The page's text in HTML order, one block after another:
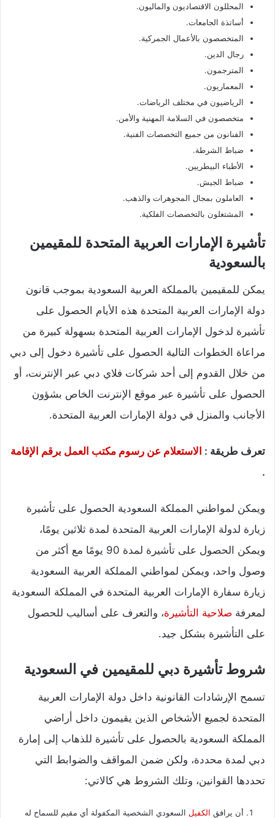
المحللون الاقتصاديون والماليون.
أساتذة الجامعات.
المتخصصون بالأعمال الجمركية.
رجال الدين.
المترجمون.
المعماريون.
الرياضيون في مختلف الرياضات.
متخصصون في السلامة المهنية والأمن.
الفنانون من جميع التخصصات الفنية.
ضباط الشرطة.
الأطباء البيطريين.
ضباط الجيش.
العاملون بمجال المجوهرات والذهب.
المشتغلون بالتخصصات الفلكية.
تأشيرة الإمارات العربية المتحدة للمقيمين
بالسعودية
يمكن للمقيمين بالمملكة العربية السعودية بموجب قانون
دولة الإمارات العربية المتحدة هذه الأيام الحصول على
تأشيرة لدخول الإمارات العربية المتحدة بسهولة كبيرة من
مراعاة الخطوات التالية الحصول على تأشيرة دخول إلى دبي
من خلال القدوم إلى أحد شركات فلاي دبي عبر الإنترنت، أو
الحصول على تأشيرة عبر موقع الإنترنت الخاص بشؤون
الأجانب والمنزل في دولة الإمارات العربية المتحدة.
تعرف طريقة : الاستعلام عن رسوم مكتب العمل برقم الإقامة
.
ويمكن لمواطني المملكة السعودية الحصول على تأشيرة
زيارة لدولة الإمارات العربية المتحدة لمدة ثلاثين يومًا،
ويمكن الحصول على تأشيرة لمدة 90 يومًا مع أكثر من
وصول واحد، ويمكن لمواطني المملكة العربية السعودية
زيارة سفارة الإمارات العربية المتحدة في المملكة السعودية
لمعرفة صلاحية التأشيرة، والتعرف على أساليب للحصول
على التأشيرة بشكل جيد.
شروط تأشيرة دبي للمقيمين في السعودية
تسمح الإرشادات القانونية داخل دولة الإمارات العربية
المتحدة لجميع الأشخاص الذين يقيمون داخل أراضي
المملكة السعودية بالحصول على تأشيرة للذهاب إلى إمارة
دبي لمدة محددة، ولكن ضمن المواقف والضوابط التي
تحددها القوانين، وتلك الشروط هي كالاتي:
أن يرافق الكفيل السعودي الشخصية المكفولة أي مقيم للسماح له